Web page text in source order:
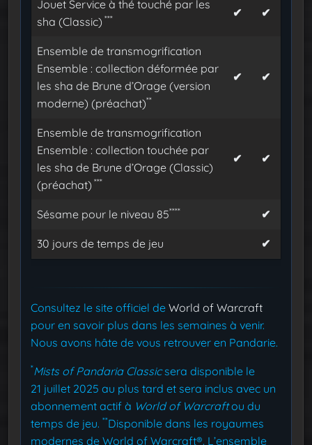
Jouet Service à thé touché par les
sha (Classic) *** ✔ ✔
Ensemble de transmogrification
Ensemble : collection déformée par
les sha de Brune d’Orage (version
moderne) (préachat)**
✔ ✔
Ensemble de transmogrification
Ensemble : collection touchée par
les sha de Brune d’Orage (Classic)
(préachat) ***
✔ ✔
Sésame pour le niveau 85**** ✔
30 jours de temps de jeu ✔
Consultez le site officiel de World of Warcraft
pour en savoir plus dans les semaines à venir.
Nous avons hâte de vous retrouver en Pandarie.
*Mists of Pandaria Classicsera disponible le
21 juillet 2025 au plus tard et sera inclus avec un
abonnement actif à World of Warcraftou du
temps de jeu. **Disponible dans les royaumes
modernes de World of Warcraft®. L’ensemble